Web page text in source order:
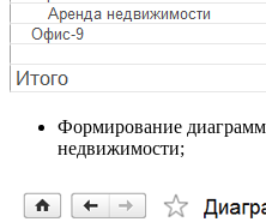
Формирование
недвижимости;